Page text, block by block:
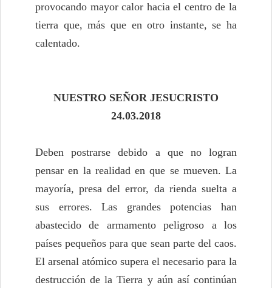
provocando mayor calor hacia el centro de la
tierra que, más que en otro instante, se ha
calentado.
NUESTRO SEÑOR JESUCRISTO
24.03.2018
Deben postrarse debido a que no logran
pensar en la realidad en que se mueven. La
mayoría, presa del error, da rienda suelta a
sus errores. Las grandes potencias han
abastecido de armamento peligroso a los
países pequeños para que sean parte del caos.
El arsenal atómico supera el necesario para la
destrucción de la Tierra y aún así continúan